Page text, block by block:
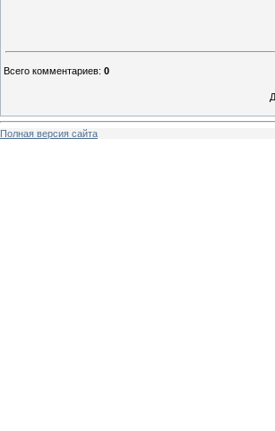
Всего комментариев: 0
Полная версия сайта